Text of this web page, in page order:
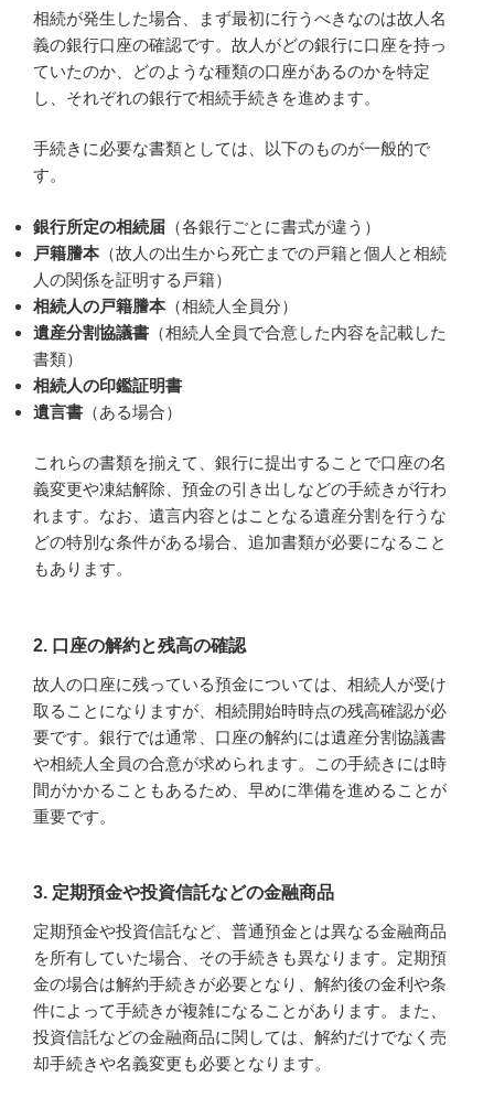
相続が発生した場合、まず最初に行うべきなのは故人名
義の銀行口座の確認です。故人がどの銀行に口座を持っ
ていたのか、どのような種類の口座があるのかを特定
し、それぞれの銀行で相続手続きを進めます。
手続きに必要な書類としては、以下のものが一般的で
す。
銀行所定の相続届 （各銀行ごとに書式が違う）
戸籍謄本（故人の出生から死亡までの戸籍と個人と相続
人の関係を証明する戸籍）
相続人の戸籍謄本（相続人全員分）
遺産分割協議書 （相続人全員で合意した内容を記載した
書類）
相続人の印鑑証明書
遺言書 （ある場合）
これらの書類を揃えて、銀行に提出することで口座の名
義変更や凍結解除、預金の引き出しなどの手続きが行わ
れます。なお、遺言内容とはことなる遺産分割を行うな
どの特別な条件がある場合、追加書類が必要になること
もあります。
2. 口座の解約と残高の確認
故人の口座に残っている預金については、相続人が受け
取ることになりますが、相続開始時時点の残高確認が必
要です。銀行では通常、口座の解約には遺産分割協議書
や相続人全員の合意が求められます。この手続きには時
間がかかることもあるため、早めに準備を進めることが
重要です。
3. 定期預金や投資信託などの金融商品
定期預金や投資信託など、普通預金とは異なる金融商品
を所有していた場合、その手続きも異なります。定期預
金の場合は解約手続きが必要となり、解約後の金利や条
件によって手続きが複雑になることがあります。また、
投資信託などの金融商品に関しては、解約だけでなく売
却手続きや名義変更も必要となります。